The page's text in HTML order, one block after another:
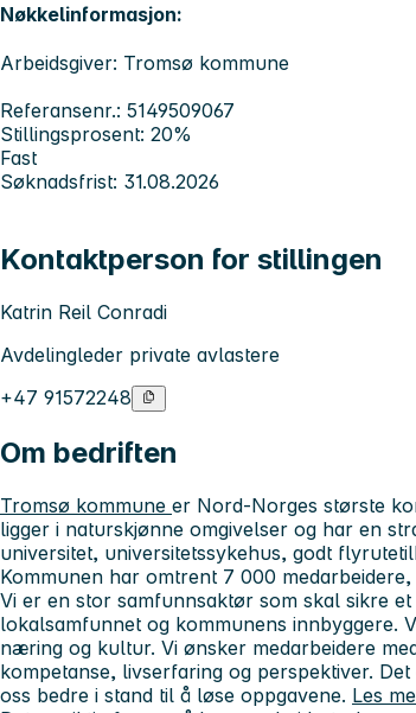
Nøkkelinformasjon:
Arbeidsgiver: Tromsø kommune
Referansenr.: 5149509067
Stillingsprosent: 20%
Fast
Søknadsfrist: 31.08.2026
Kontaktperson for stillingen
Katrin Reil Conradi
Avdelingleder private avlastere
+47 91572248
Om bedriften
Tromsø kommune er Nord-Norges største
ligger i naturskjønne omgivelser og har en
universitet, universitetssykehus, godt
Kommunen har omtrent 7 000
Vi er en stor samfunnsaktør som skal sikre
lokalsamfunnet og kommunens innbyggere.
næring og kultur. Vi ønsker medarbeidere
kompetanse, livserfaring og perspektiver.
oss bedre i stand til å løse oppgavene. Les